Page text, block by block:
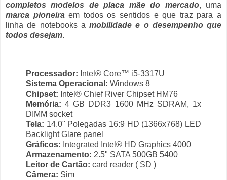
completos modelos de placa mãe do mercado, uma
marca pioneiraem todos os sentidos e que traz para a
linha de notebooks a mobilidade e o desempenho que
todos desejam.
Processador: Intel® Core™ i5-3317U
Sistema Operacional: Windows 8
Chipset: Intel® Chief River Chipset HM76
Memória: 4 GB DDR3 1600 MHz SDRAM, 1x
DIMM socket
Tela: 14.0" Polegadas 16:9 HD (1366x768) LED
Backlight Glare panel
Gráficos: Integrated Intel® HD Graphics 4000
Armazenamento: 2.5" SATA 500GB 5400
Leitor de Cartão: card reader ( SD )
Câmera: Sim